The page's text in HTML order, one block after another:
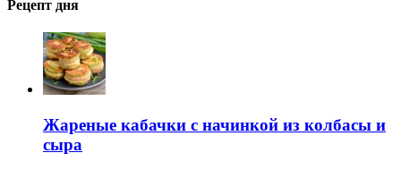
Рецепт дня
Жареные кабачки с начинкой из колбасы и
сыра